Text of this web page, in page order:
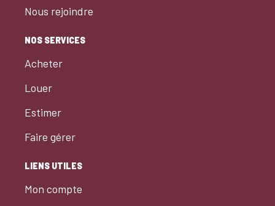
Nous rejoindre
NOS SERVICES
Acheter
Louer
Estimer
Faire gérer
LIENS UTILES
Mon compte